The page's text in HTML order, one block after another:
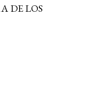
DE LOS